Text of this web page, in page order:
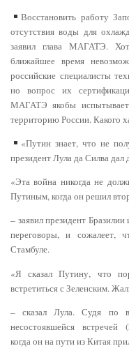
Восстановить работу
отсутствия воды для
заявил глава МАГАТЭ.
ближайшее время
российские специалисты
но вопрос их
МАГАТЭ якобы
территорию России. Какого
«Путин знает, что не
президент Лула да Силва
«Эта война никогда не
Путиным, когда он решил
– заявил президент
переговоры, и сожалеет,
Стамбуле.
«Я сказал Путину, что
встретиться с Зеленским.
– сказал Лула. Судя по
несостоявшейся
когда он на пути из Китая